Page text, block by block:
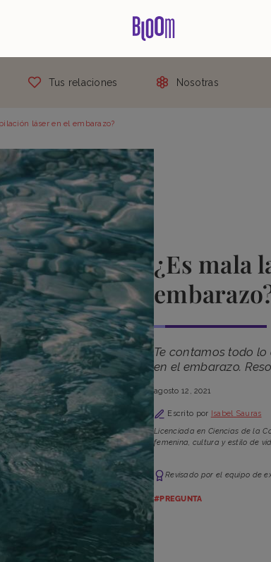
Tus relaciones Nosotras
láser en el embarazo?
¿Es mala
Te contamos todo
en el embarazo.
agosto 12, 2021
Escrito por
Isabel Sauras
Licenciada en Ciencias de la
femenina, cultura y estilo de
Revisado por el equipo de
#PREGUNTA